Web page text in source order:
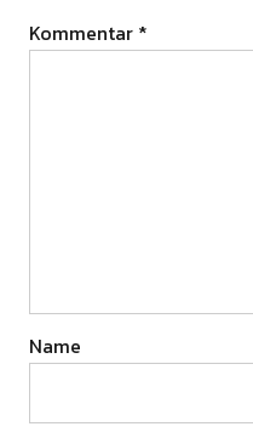
Kommentar *
Name